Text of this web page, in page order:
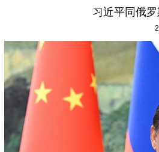
习近平同俄